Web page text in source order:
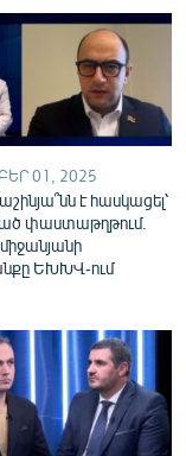
01, 2025
է հասկացել՝
փաստաթղթում.
ԵԽԽՎ-ում